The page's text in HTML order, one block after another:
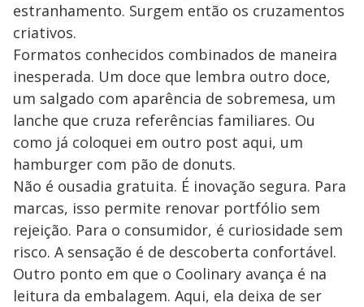
estranhamento. Surgem então os cruzamentos
criativos.
Formatos conhecidos combinados de maneira
inesperada. Um doce que lembra outro doce,
um salgado com aparência de sobremesa, um
lanche que cruza referências familiares. Ou
como já coloquei em outro post aqui, um
hamburger com pão de donuts.
Não é ousadia gratuita. É inovação segura. Para
marcas, isso permite renovar portfólio sem
rejeição. Para o consumidor, é curiosidade sem
risco. A sensação é de descoberta confortável.
Outro ponto em que o Coolinary avança é na
leitura da embalagem. Aqui, ela deixa de ser